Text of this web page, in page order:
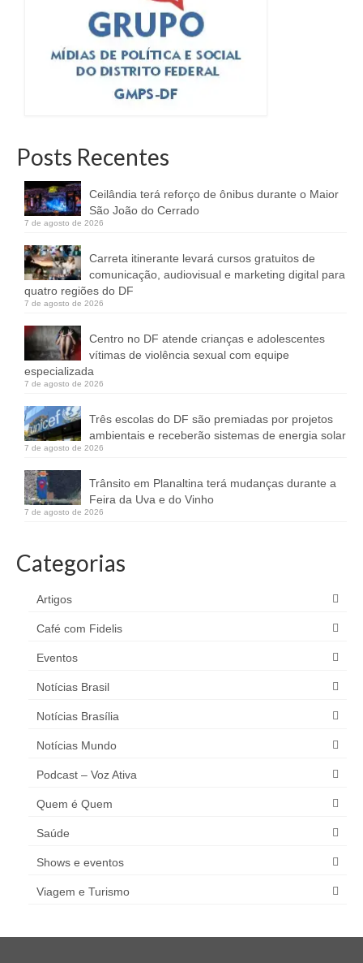
Posts Recentes
Ceilândia terá reforço de ônibus durante o Maior
São João do Cerrado
7 de agosto de 2026
Carreta itinerante levará cursos gratuitos de
comunicação, audiovisual e marketing digital para
quatro regiões do DF
7 de agosto de 2026
Centro no DF atende crianças e adolescentes
vítimas de violência sexual com equipe
especializada
7 de agosto de 2026
Três escolas do DF são premiadas por projetos
ambientais e receberão sistemas de energia solar
7 de agosto de 2026
Trânsito em Planaltina terá mudanças durante a
Feira da Uva e do Vinho
7 de agosto de 2026
Categorias
Artigos
Café com Fidelis
Eventos
Notícias Brasil
Notícias Brasília
Notícias Mundo
Podcast – Voz Ativa
Quem é Quem
Saúde
Shows e eventos
Viagem e Turismo